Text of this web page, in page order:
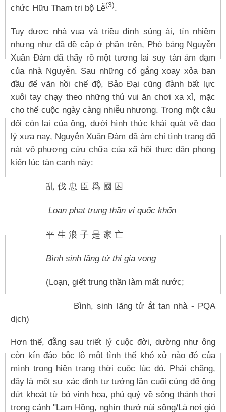
chức Hữu Tham tri bộ Lễ(3).
Tuy được nhà vua và triều đình sủng ái, tín nhiệm
nhưng như đã đề cập ở phần trên, Phó bảng Nguyễn
Xuân Đàm đã thấy rõ một tương lai suy tàn ảm đạm
của nhà Nguyễn. Sau những cố gắng xoay xỏa ban
đầu để vãn hồi chế độ, Bảo Đại cũng đành bất lực
xuôi tay chạy theo những thú vui ăn chơi xa xỉ, mặc
cho thế cuộc ngày càng nhiễu nhương. Trong một câu
đối còn lại của ông, dưới hình thức khái quát về đạo
lý xưa nay, Nguyễn Xuân Đàm đã ám chỉ tình trạng đổ
nát vô phương cứu chữa của xã hội thực dân phong
kiến lúc tàn canh này:
乱伐忠臣爲國困
Loạn phạt trung thần vi quốc khốn
平生浪子是家亡
Bình sinh lãng tử thị gia vong
(Loạn, giết trung thần làm mất nước;
Bình, sinh lãng tử ắt tan nhà - PQA
dịch)
Hơn thế, đằng sau triết lý cuộc đời, dường như ông
còn kín đáo bộc lộ một tình thế khó xử nào đó của
mình trong hiện trạng thời cuộc lúc đó. Phải chăng,
đây là một sự xác định tư tưởng lần cuối cùng để ông
dứt khoát từ bỏ vinh hoa, phú quý về sống thảnh thơi
trong cảnh "Lam Hồng, nghìn thưở núi sông/Là nơi gió